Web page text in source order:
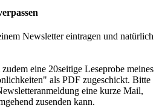
Newsletter eintragen und natürlich
eine 20seitige Leseprobe meines
als PDF zugeschickt. Bitte
eine kurze Mail,
zusenden kann.